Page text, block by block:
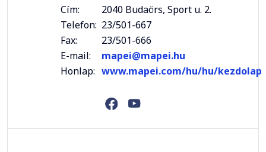
Cím:
2040 Budaörs, Sport u. 2.
Telefon: 23/501-667
Fax:
23/501-666
E-mail:
mapei@mapei.hu
Honlap: www.mapei.com/hu/hu/kezdolap